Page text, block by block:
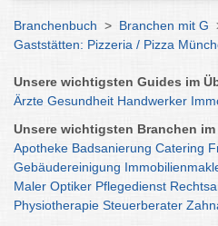
Branchenbuch > Branchen mit G
Gaststätten: Pizzeria / Pizza
Unsere wichtigsten Guides im
Ärzte Gesundheit Handwerker
Unsere wichtigsten Branchen
Apotheke Badsanierung Catering
Gebäudereinigung
Maler Optiker Pflegedienst
Physiotherapie Steuerberater